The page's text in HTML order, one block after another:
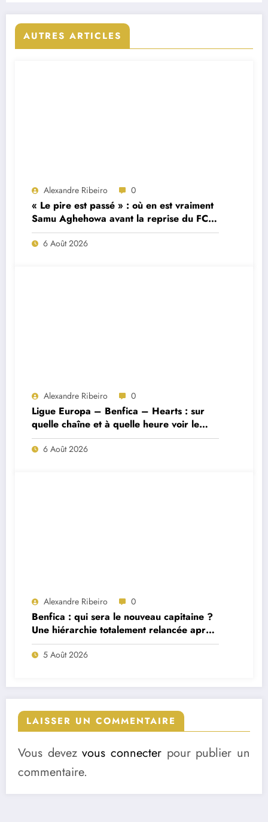
AUTRES ARTICLES
Alexandre Ribeiro 0
« Le pire est passé » : où en est vraiment
Samu Aghehowa avant la reprise du FC
Porto ?
6 Août 2026
Alexandre Ribeiro 0
Ligue Europa – Benfica – Hearts : sur
quelle chaîne et à quelle heure voir le
match ?
6 Août 2026
Alexandre Ribeiro 0
Benfica : qui sera le nouveau capitaine ?
Une hiérarchie totalement relancée après
deux départs majeurs
5 Août 2026
LAISSER UN COMMENTAIRE
Vous devezvous connecter pour publier un
commentaire.